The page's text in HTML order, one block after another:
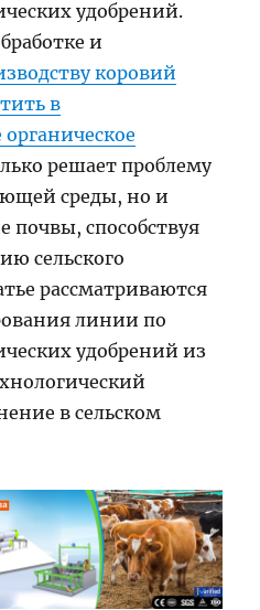
удобрений.
и
коровий
в
решает проблему
среды, но и
почвы, способствуя
сельского
рассматриваются
линии по
удобрений из
в сельском